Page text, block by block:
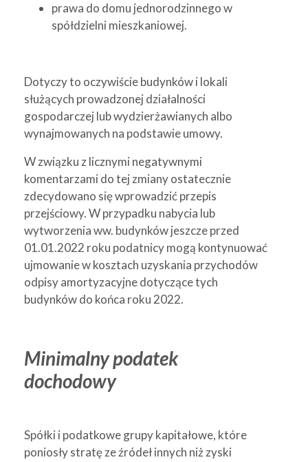
prawa do domu jednorodzinnego w
spółdzielni mieszkaniowej.
Dotyczy to oczywiście budynków i lokali
służących prowadzonej działalności
gospodarczej lub wydzierżawianych albo
wynajmowanych na podstawie umowy.
W związku z licznymi negatywnymi
komentarzami do tej zmiany ostatecznie
zdecydowano się wprowadzić przepis
przejściowy. W przypadku nabycia lub
wytworzenia ww. budynków jeszcze przed
01.01.2022 roku podatnicy mogą kontynuować
ujmowanie w kosztach uzyskania przychodów
odpisy amortyzacyjne dotyczące tych
budynków do końca roku 2022.
Minimalny podatek
dochodowy
Spółki i podatkowe grupy kapitałowe, które
poniosły stratę ze źródeł innych niż zyski